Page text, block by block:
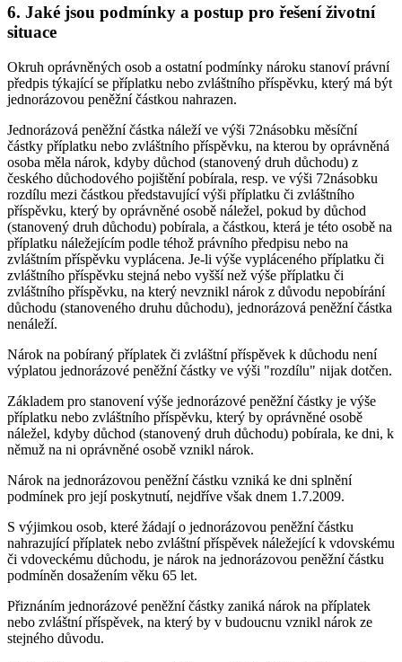
6. Jaké jsou podmínky a postup pro řešení životní
situace
Okruh oprávněných osob a ostatní podmínky nároku stanoví právní
předpis týkající se příplatku nebo zvláštního příspěvku, který má být
jednorázovou peněžní částkou nahrazen.
Jednorázová peněžní částka náleží ve výši 72násobku měsíční
částky příplatku nebo zvláštního příspěvku, na kterou by oprávněná
osoba měla nárok, kdyby důchod (stanovený druh důchodu) z
českého důchodového pojištění pobírala, resp. ve výši 72násobku
rozdílu mezi částkou představující výši příplatku či zvláštního
příspěvku, který by oprávněné osobě náležel, pokud by důchod
(stanovený druh důchodu) pobírala, a částkou, která je této osobě na
příplatku náležejícím podle téhož právního předpisu nebo na
zvláštním příspěvku vyplácena. Je-li výše vypláceného příplatku či
zvláštního příspěvku stejná nebo vyšší než výše příplatku či
zvláštního příspěvku, na který nevznikl nárok z důvodu nepobírání
důchodu (stanoveného druhu důchodu), jednorázová peněžní částka
nenáleží.
Nárok na pobíraný příplatek či zvláštní příspěvek k důchodu není
výplatou jednorázové peněžní částky ve výši "rozdílu" nijak dotčen.
Základem pro stanovení výše jednorázové peněžní částky je výše
příplatku nebo zvláštního příspěvku, který by oprávněné osobě
náležel, kdyby důchod (stanovený druh důchodu) pobírala, ke dni, k
němuž na ni oprávněné osobě vznikl nárok.
Nárok na jednorázovou peněžní částku vzniká ke dni splnění
podmínek pro její poskytnutí, nejdříve však dnem 1.7.2009.
S výjimkou osob, které žádají o jednorázovou peněžní částku
nahrazující příplatek nebo zvláštní příspěvek náležející k vdovskému
či vdoveckému důchodu, je nárok na jednorázovou peněžní částku
podmíněn dosažením věku 65 let.
Přiznáním jednorázové peněžní částky zaniká nárok na příplatek
nebo zvláštní příspěvek, na který by v budoucnu vznikl nárok ze
stejného důvodu.